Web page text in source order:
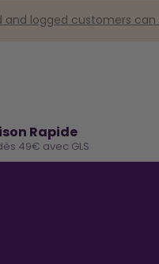
and logged customers
Rapide
49€ avec GLS